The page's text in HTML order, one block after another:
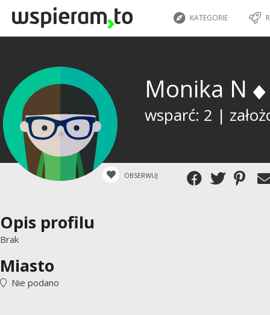
KATEGORIE
Monika N
wsparć: 2 |
OBSERWUJ
Opis profilu
Brak
Miasto
Nie podano